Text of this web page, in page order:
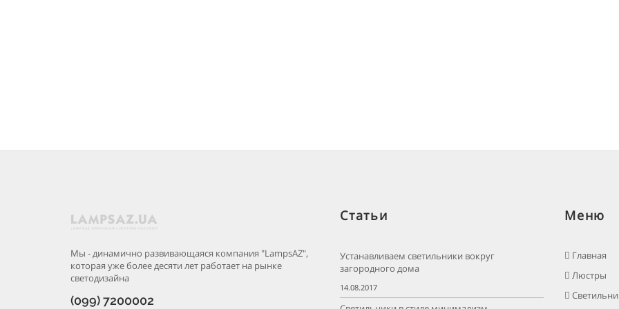
Мы - динамично развивающаяся компания "LampsAZ",
которая уже более десяти лет работает на рынке
светодизайна
(099) 7200002
Статьи
Устанавливаем светильники вокруг
загородного дома
14.08.2017
Меню
Главная
Люстры